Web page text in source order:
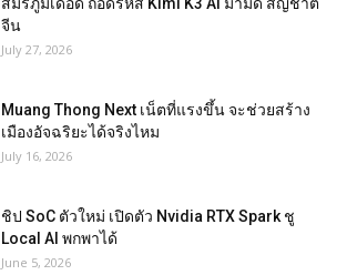
จีน
July 27, 2026
Muang Thong Next เน็ตที่แรงขึ้น จะช่วยสร้าง
เมืองอัจฉริยะได้จริงไหม
July 16, 2026
ชิป SoC ตัวใหม่ เปิดตัว Nvidia RTX Spark ชู
Local AI พกพาได้
June 5, 2026